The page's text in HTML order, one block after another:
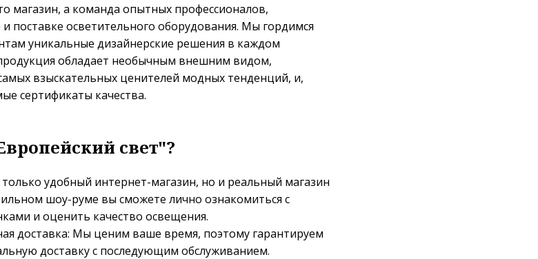
магазин, а команда опытных профессионалов,
поставке осветительного оборудования. Мы гордимся
уникальные дизайнерские решения в каждом
обладает необычным внешним видом,
взыскательных ценителей модных тенденций, и,
сертификаты качества.
свет"?
удобный интернет-магазин, но и реальный магазин
шоу-руме вы сможете лично ознакомиться с
и оценить качество освещения.
доставка: Мы ценим ваше время, поэтому гарантируем
доставку с последующим обслуживанием.